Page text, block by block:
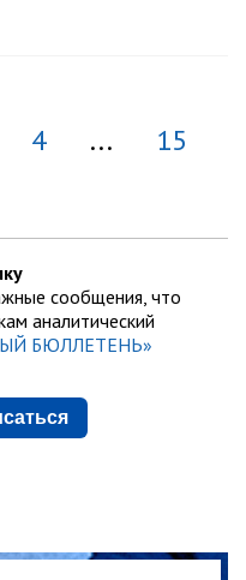
4 ... 15
сообщения, что
аналитический
БЮЛЛЕТЕНЬ»